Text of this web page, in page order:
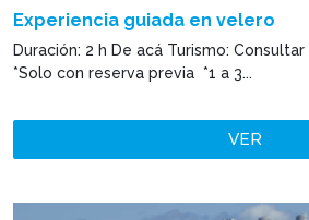
Experiencia guiada en velero
Duración: 2 h De acá Turismo:
*Solo con reserva previa *1 a 3...
VER